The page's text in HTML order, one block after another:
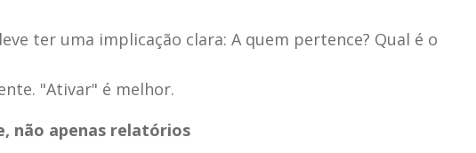
ter uma implicação clara: A quem pertence? Qual é o
"Ativar" é melhor.
não apenas relatórios